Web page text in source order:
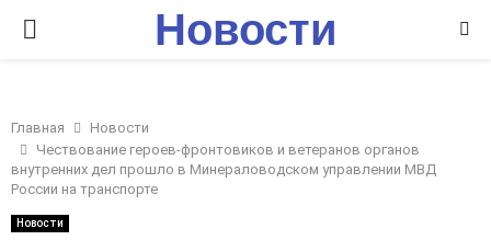
P
I
M
Новости
Главная
Новости
Чествование героев-фронтовиков и ветеранов органов
внутренних дел прошло в Минераловодском управлении МВД
России на транспорте
Новости